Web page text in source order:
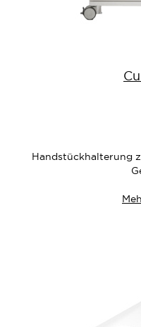
Handstückhalterung